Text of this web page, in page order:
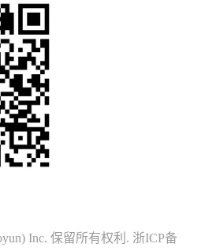
Inc. 保留所有权利. 浙ICP备